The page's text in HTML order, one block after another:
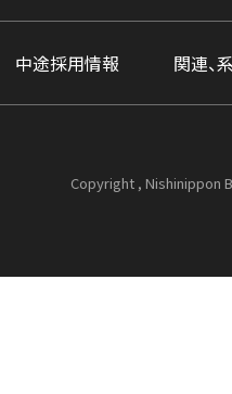
中途採用情報 関連、
Copyright , Nishinippon